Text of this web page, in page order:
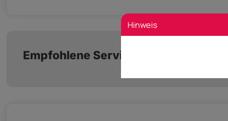
Empfohlene Services unserer Partner
Hinweis